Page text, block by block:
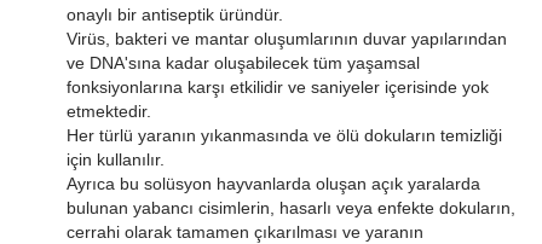
onaylı bir antiseptik üründür.
Virüs, bakteri ve mantar oluşumlarının duvar yapılarından
ve DNA'sına kadar oluşabilecek tüm yaşamsal
fonksiyonlarına karşı etkilidir ve saniyeler içerisinde yok
etmektedir.
Her türlü yaranın yıkanmasında ve ölü dokuların temizliği
için kullanılır.
Ayrıca bu solüsyon hayvanlarda oluşan açık yaralarda
bulunan yabancı cisimlerin, hasarlı veya enfekte dokuların,
cerrahi olarak tamamen çıkarılması ve yaranın